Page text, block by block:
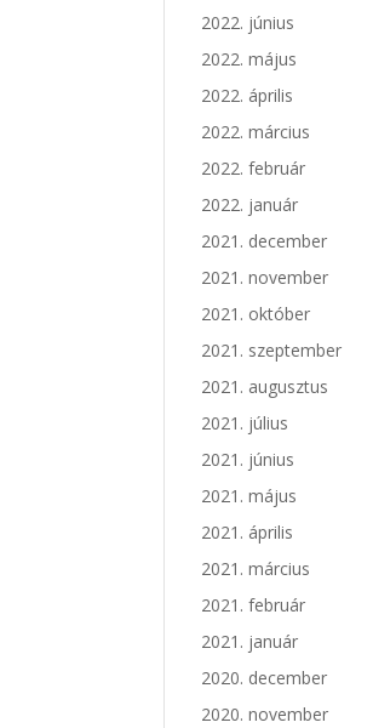
2022. június
2022. május
2022. április
2022. március
2022. február
2022. január
2021. december
2021. november
2021. október
2021. szeptember
2021. augusztus
2021. július
2021. június
2021. május
2021. április
2021. március
2021. február
2021. január
2020. december
2020. november